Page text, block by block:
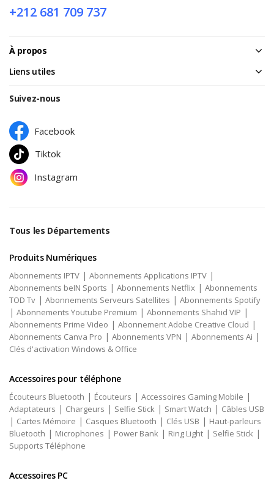
+212 681 709 737
À propos
Liens utiles
Suivez-nous
Facebook
Tiktok
Instagram
Tous les Départements
Produits Numériques
Abonnements IPTV | Abonnements Applications IPTV |
Abonnements beIN Sports | Abonnements Netflix | Abonnements
TOD Tv | Abonnements Serveurs Satellites | Abonnements Spotify
| Abonnements Youtube Premium | Abonnements Shahid VIP |
Abonnements Prime Video | Abonnement Adobe Creative Cloud |
Abonnements Canva Pro | Abonnements VPN | Abonnements Ai |
Clés d'activation Windows & Office
Accessoires pour téléphone
Écouteurs Bluetooth | Écouteurs | Accessoires Gaming Mobile |
Adaptateurs | Chargeurs | Selfie Stick | Smart Watch | Câbles USB
| Cartes Mémoire | Casques Bluetooth | Clés USB | Haut-parleurs
Bluetooth | Microphones | Power Bank | Ring Light | Selfie Stick |
Supports Téléphone
Accessoires PC